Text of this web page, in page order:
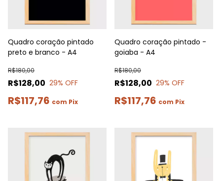
Quadro coração pintado
preto e branco - A4
R$128,00
R$180,00
29% OFF
R$117,76 com Pix
Quadro coração pintado -
goiaba - A4
R$128,00
R$180,00
29% OFF
R$117,76 com Pix